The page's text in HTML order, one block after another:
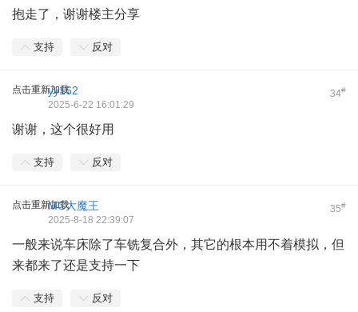
抱走了，谢谢楼主分享
支持 反对
点击重新加载 34#
yy162
2025-6-22 16:01:29
谢谢，这个很好用
支持 反对
点击重新加载 35#
MC大魔王
2025-8-18 22:39:07
一般来说车床除了车铣复合外，其它的根本用不着模拟，但
来都来了还是支持一下
支持 反对